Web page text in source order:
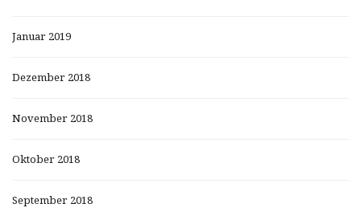
Januar 2019
Dezember 2018
November 2018
Oktober 2018
September 2018